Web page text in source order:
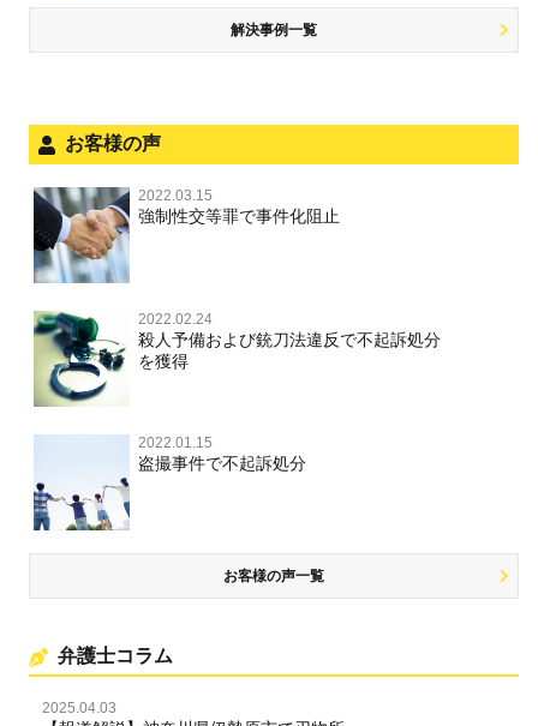
風営法・風適法違反
文書偽造・偽造文書行使
不正競争防止法
住居侵入等
名誉棄損・侮辱
犯罪収益移転防止法違反
ストーカー事件
銃刀法違反
児童虐待・保護責任者遺棄
文書偽造・偽造文書行使
不正競争防止法
住居侵入等
名誉毀損・侮辱
法人と刑事事件（脱税関係，従業員逮捕，予防法務等）
解決事例一覧
お客様の声
2022.03.15
強制性交等罪で事件化阻止
2022.02.24
殺人予備および銃刀法違反で不起訴処分
を獲得
2022.01.15
盗撮事件で不起訴処分
お客様の声一覧
弁護士コラム
2025.04.03